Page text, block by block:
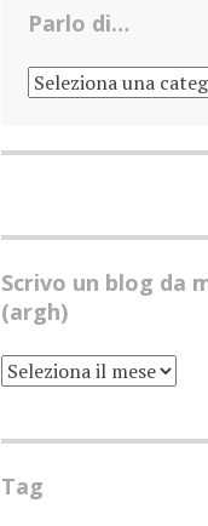
Parlo di…
PARLO
DI…
Scrivo un blog da
(argh)
SCRIVO
UN
MOLTI
(ARGH)
Tag